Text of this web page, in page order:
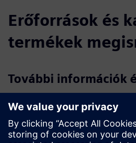
Erőforrások és
termékek
További információk
AI-alapú bunkergazdálkodás
kibontása)
EDI bemutató és tesztemonials 2024
EDI emberközpontú generatív